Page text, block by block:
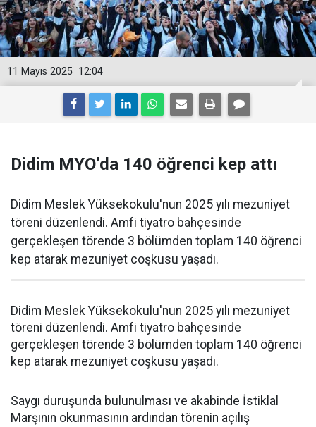
12:04
11 Mayıs 2025
Didim MYO’da 140 öğrenci kep attı
Didim Meslek Yüksekokulu'nun 2025 yılı mezuniyet
töreni düzenlendi. Amfi tiyatro bahçesinde
gerçekleşen törende 3 bölümden toplam 140 öğrenci
kep atarak mezuniyet coşkusu yaşadı.
Didim Meslek Yüksekokulu'nun 2025 yılı mezuniyet
töreni düzenlendi. Amfi tiyatro bahçesinde
gerçekleşen törende 3 bölümden toplam 140 öğrenci
kep atarak mezuniyet coşkusu yaşadı.
Saygı duruşunda bulunulması ve akabinde İstiklal
Marşının okunmasının ardından törenin açılış